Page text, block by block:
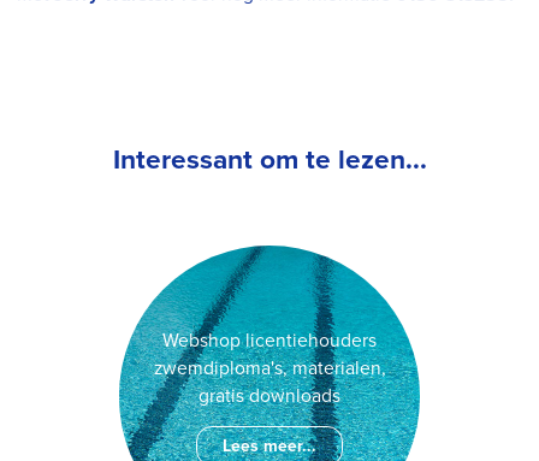
Interessant om te lezen...
Webshop licentiehouders
zwemdiploma's, materialen,
gratis downloads
Lees meer...